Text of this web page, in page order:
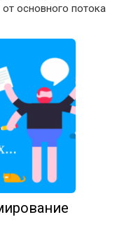
основного потока